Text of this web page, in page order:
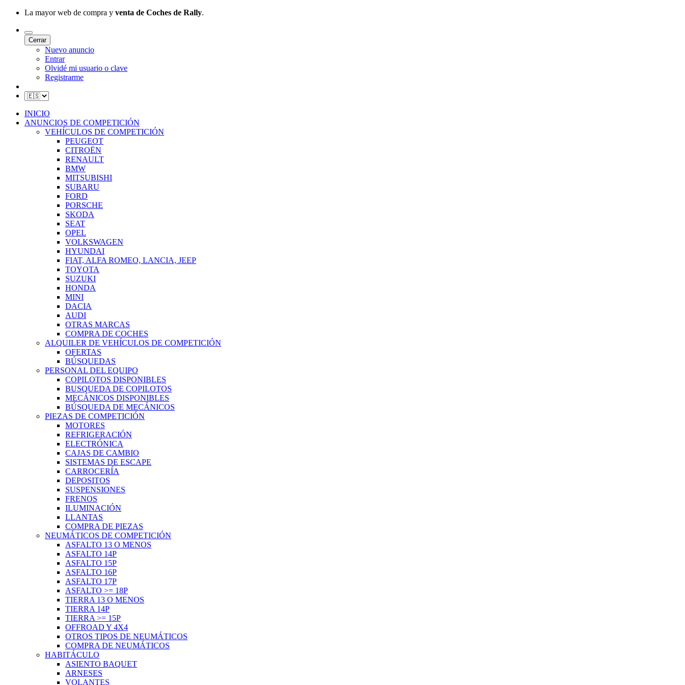
La mayor web de compra y venta de Coches de Rally.
Cerrar
Nuevo anuncio
Entrar
Olvidé mi usuario o clave
Registrarme
INICIO
ANUNCIOS DE COMPETICIÓN
VEHÍCULOS DE COMPETICIÓN
PEUGEOT
CITROËN
RENAULT
BMW
MITSUBISHI
SUBARU
FORD
PORSCHE
SKODA
SEAT
OPEL
VOLKSWAGEN
HYUNDAI
FIAT, ALFA ROMEO, LANCIA, JEEP
TOYOTA
SUZUKI
HONDA
MINI
DACIA
AUDI
OTRAS MARCAS
COMPRA DE COCHES
ALQUILER DE VEHÍCULOS DE COMPETICIÓN
OFERTAS
BÚSQUEDAS
PERSONAL DEL EQUIPO
COPILOTOS DISPONIBLES
BUSQUEDA DE COPILOTOS
MECÁNICOS DISPONIBLES
BÚSQUEDA DE MECÁNICOS
PIEZAS DE COMPETICIÓN
MOTORES
REFRIGERACIÓN
ELECTRÓNICA
CAJAS DE CAMBIO
SISTEMAS DE ESCAPE
CARROCERÍA
DEPOSITOS
SUSPENSIONES
FRENOS
ILUMINACIÓN
LLANTAS
COMPRA DE PIEZAS
NEUMÁTICOS DE COMPETICIÓN
ASFALTO 13 O MENOS
ASFALTO 14P
ASFALTO 15P
ASFALTO 16P
ASFALTO 17P
ASFALTO >= 18P
TIERRA 13 O MENOS
TIERRA 14P
TIERRA >= 15P
OFFROAD Y 4X4
OTROS TIPOS DE NEUMÁTICOS
COMPRA DE NEUMÁTICOS
HABITÁCULO
ASIENTO BAQUET
ARNESES
VOLANTES